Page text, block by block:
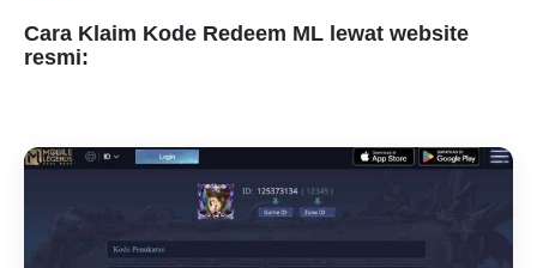
Cara Klaim Kode Redeem ML lewat website
resmi: